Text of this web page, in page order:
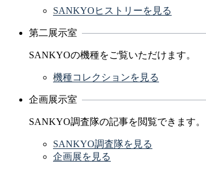
SANKYOヒストリーを見る
第二展示室
SANKYOの機種をご覧いただけます。
機種コレクションを見る
企画展示室
SANKYO調査隊の記事を閲覧できます。
SANKYO調査隊を見る
企画展を見る